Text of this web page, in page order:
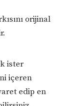
orijinal
ister
içeren
edip en